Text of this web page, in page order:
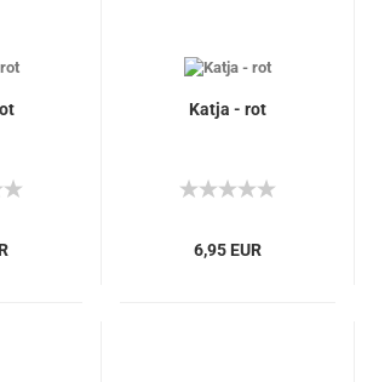
Katja - rot
6,95 EUR